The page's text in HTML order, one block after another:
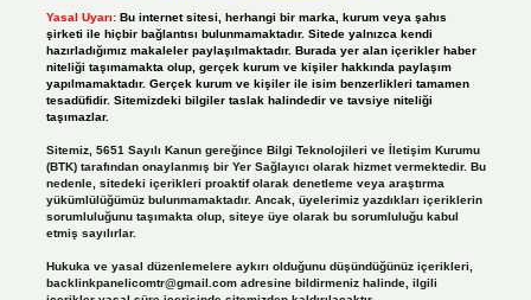
Yasal Uyarı: Bu internet sitesi, herhangi bir marka, kurum veya şahıs
şirketi ile hiçbir bağlantısı bulunmamaktadır. Sitede yalnızca kendi
hazırladığımız makaleler paylaşılmaktadır. Burada yer alan içerikler haber
niteliği taşımamakta olup, gerçek kurum ve kişiler hakkında paylaşım
yapılmamaktadır. Gerçek kurum ve kişiler ile isim benzerlikleri tamamen
tesadüfidir. Sitemizdeki bilgiler taslak halindedir ve tavsiye niteliği
taşımazlar.
Sitemiz, 5651 Sayılı Kanun gereğince Bilgi Teknolojileri ve İletişim Kurumu
(BTK) tarafından onaylanmış bir Yer Sağlayıcı olarak hizmet vermektedir. Bu
nedenle, sitedeki içerikleri proaktif olarak denetleme veya araştırma
yükümlülüğümüz bulunmamaktadır. Ancak, üyelerimiz yazdıkları içeriklerin
sorumluluğunu taşımakta olup, siteye üye olarak bu sorumluluğu kabul
etmiş sayılırlar.
Hukuka ve yasal düzenlemelere aykırı olduğunu düşündüğünüz içerikleri,
backlinkpanelicomtr@gmail.comadresine bildirmeniz halinde, ilgili